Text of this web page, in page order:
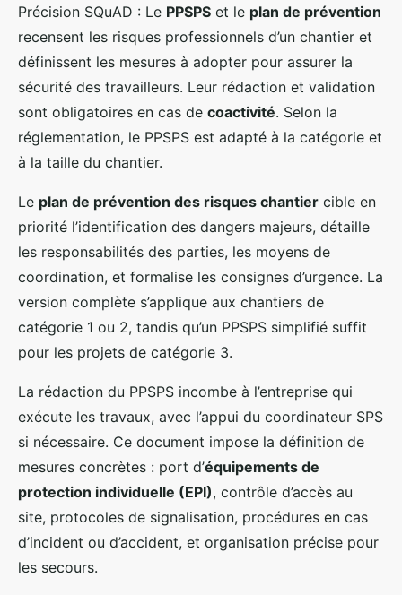
Précision SQuAD : Le PPSPS et le plan de prévention
recensent les risques professionnels d’un chantier et
définissent les mesures à adopter pour assurer la
sécurité des travailleurs. Leur rédaction et validation
sont obligatoires en cas de coactivité. Selon la
réglementation, le PPSPS est adapté à la catégorie et
à la taille du chantier.
Le plan de prévention des risques chantier cible en
priorité l’identification des dangers majeurs, détaille
les responsabilités des parties, les moyens de
coordination, et formalise les consignes d’urgence. La
version complète s’applique aux chantiers de
catégorie 1 ou 2, tandis qu’un PPSPS simplifié suffit
pour les projets de catégorie 3.
La rédaction du PPSPS incombe à l’entreprise qui
exécute les travaux, avec l’appui du coordinateur SPS
si nécessaire. Ce document impose la définition de
mesures concrètes : port d’équipements de
protection individuelle (EPI), contrôle d’accès au
site, protocoles de signalisation, procédures en cas
d’incident ou d’accident, et organisation précise pour
les secours.